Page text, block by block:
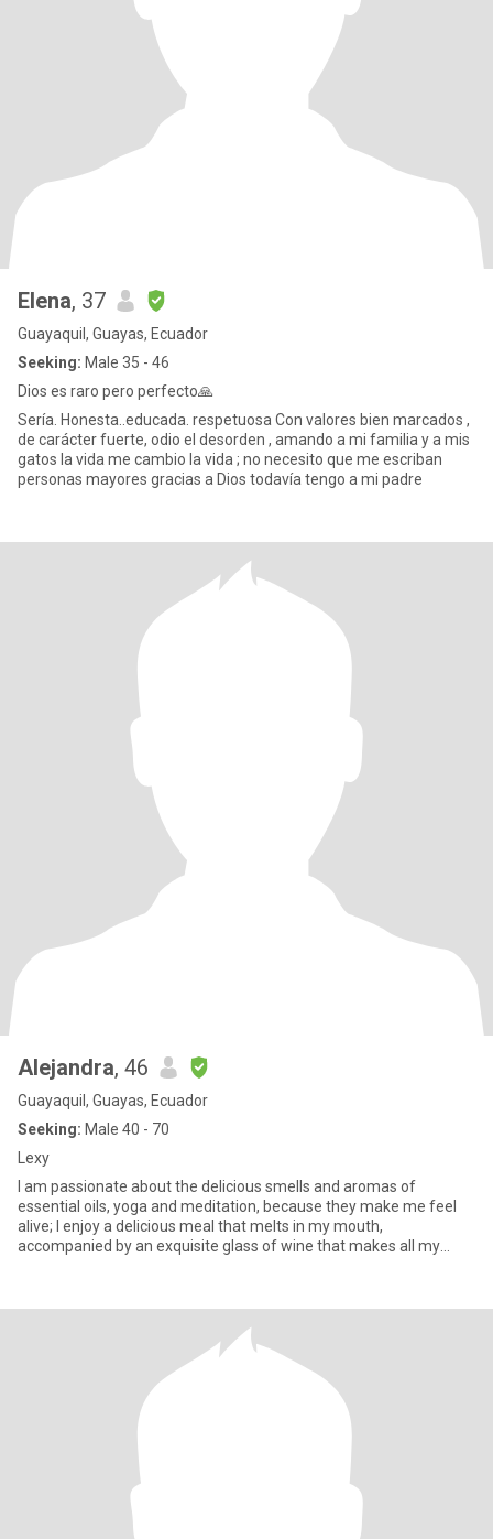
Elena, 37
Guayaquil, Guayas, Ecuador
Seeking: Male 35 - 46
Dios es raro pero perfecto🙏
Sería. Honesta..educada. respetuosa Con valores bien marcados ,
de carácter fuerte, odio el desorden , amando a mi familia y a mis
gatos la vida me cambio la vida ; no necesito que me escriban
personas mayores gracias a Dios todavía tengo a mi padre
Alejandra, 46
Guayaquil, Guayas, Ecuador
Seeking: Male 40 - 70
Lexy
I am passionate about the delicious smells and aromas of
essential oils, yoga and meditation, because they make me feel
alive; I enjoy a delicious meal that melts in my mouth,
accompanied by an exquisite glass of wine that makes all my